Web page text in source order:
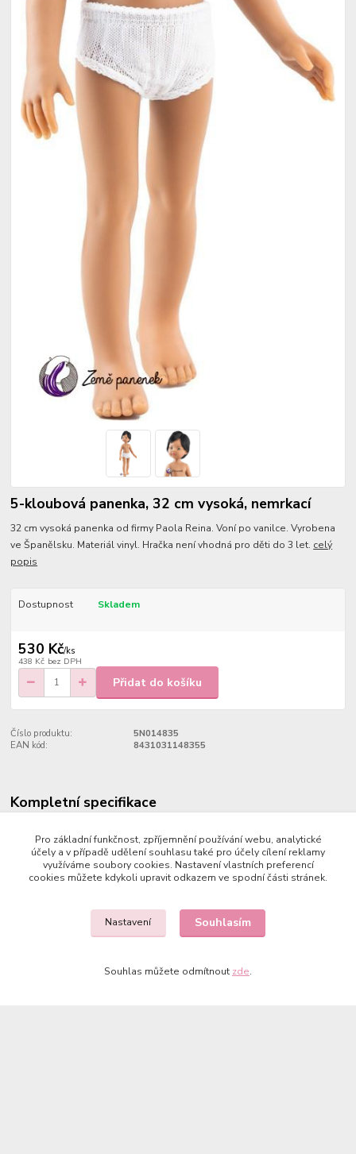
5-kloubová panenka, 32 cm vysoká, nemrkací
32 cm vysoká panenka od firmy Paola Reina. Voní po vanilce. Vyrobena
ve Španělsku. Materiál vinyl. Hračka není vhodná pro děti do 3 let. celý
popis
Dostupnost Skladem
530 Kč/ks
438 Kč bez DPH
Přidat do košíku
Číslo produktu:
5N014835
EAN kód:
8431031148355
Kompletní specifikace
Vyrobena ve Španělsku. Materiál vinyl.
Hračka není vhodná pro děti do 3 let.
AKCE a dočasné nabídky
Pro základní funkčnost, zpříjemnění používání webu, analytické
účely a v případě udělení souhlasu také pro účely cílení reklamy
využíváme soubory cookies. Nastavení vlastních preferencí
cookies můžete kdykoli upravit odkazem ve spodní části stránek.
Nastavení Souhlasím
Souhlas můžete odmítnout zde.